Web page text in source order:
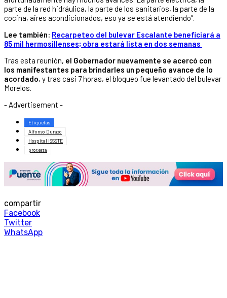
parte de la red hidráulica, la parte de los sanitarios, la parte de la
cocina, aires acondicionados, eso ya se está atendiendo”.
Lee también: Recarpeteo del bulevar Escalante beneficiará a
85 mil hermosillenses; obra estará lista en dos semanas
Tras esta reunión, el Gobernador nuevamente se acercó con
los manifestantes para brindarles un pequeño avance de lo
acordado, y tras casi 7 horas, el bloqueo fue levantado del bulevar
Morelos.
- Advertisement -
Etiquetas
Alfonso Durazo
Hospital ISSSTE
protesta
compartir
Facebook
Twitter
WhatsApp